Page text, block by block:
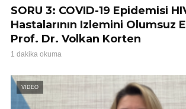
SORU 3: COVID-19 Epidemisi
Hastalarının Izlemini Olumsuz
Prof. Dr. Volkan Korten
1 dakika okuma
VİDEO